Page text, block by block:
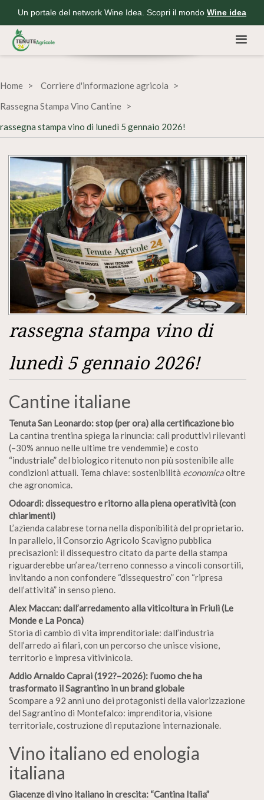
Un portale del network Wine Idea. Scopri il mondo Wine idea
Home
Corriere d'informazione agricola
Rassegna Stampa Vino Cantine
rassegna stampa vino di lunedì 5 gennaio 2026!
rassegna stampa vino di
lunedì 5 gennaio 2026!
Cantine italiane
Tenuta San Leonardo: stop (per ora) alla certificazione bio
La cantina trentina spiega la rinuncia: cali produttivi rilevanti
(–30% annuo nelle ultime tre vendemmie) e costo
“industriale” del biologico ritenuto non più sostenibile alle
condizioni attuali. Tema chiave: sostenibilità economicaoltre
che agronomica.
Odoardi: dissequestro e ritorno alla piena operatività (con
chiarimenti)
L’azienda calabrese torna nella disponibilità del proprietario.
In parallelo, il Consorzio Agricolo Scavigno pubblica
precisazioni: il dissequestro citato da parte della stampa
riguarderebbe un’area/terreno connesso a vincoli consortili,
invitando a non confondere “dissequestro” con “ripresa
dell’attività” in senso pieno.
Alex Maccan: dall’arredamento alla viticoltura in Friuli (Le
Monde e La Ponca)
Storia di cambio di vita imprenditoriale: dall’industria
dell’arredo ai filari, con un percorso che unisce visione,
territorio e impresa vitivinicola.
Addio Arnaldo Caprai (192?–2026): l’uomo che ha
trasformato il Sagrantino in un brand globale
Scompare a 92 anni uno dei protagonisti della valorizzazione
del Sagrantino di Montefalco: imprenditoria, visione
territoriale, costruzione di reputazione internazionale.
Vino italiano ed enologia
italiana
Giacenze di vino italiano in crescita: “Cantina Italia”